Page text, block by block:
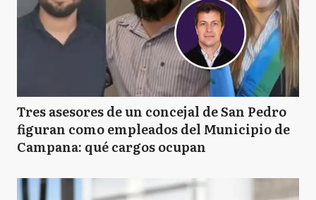
Tres asesores de un concejal de San Pedro
figuran como empleados del Municipio de
Campana: qué cargos ocupan